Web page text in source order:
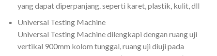
yang dapat diperpanjang. seperti karet, plastik, kulit, dll
Universal Testing Machine
Universal Testing Machine dilengkapi dengan ruang uji
vertikal 900mm kolom tunggal, ruang uji diuji pada